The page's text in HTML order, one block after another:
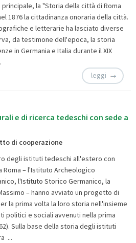
principale, la "Storia della città di Roma
1876 la cittadinanza onoraria della città.
e letterarie ha lasciato diverse
da testimone dell'epoca, la storia
in Germania e Italia durante il XIX
leggi
e di ricerca tedeschi con sede a
di cooperazione
degli istituti tedeschi all'estero con
Roma – l'Istituto Archeologico
l'Istituto Storico Germanico, la
– hanno avviato un progetto di
la prima volta la loro storia nell'insieme
politici e sociali avvenuti nella prima
Sulla base della storia degli istituti
...